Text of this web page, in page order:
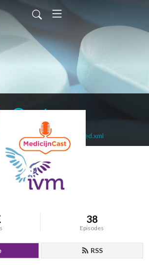
medicijngebruik/feed.xml
38
Episodes
RSS